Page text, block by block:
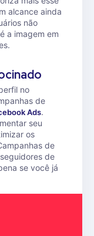
alcance ainda
não
a imagem em
no
de
Ads.
seu
os
de
de
se você já